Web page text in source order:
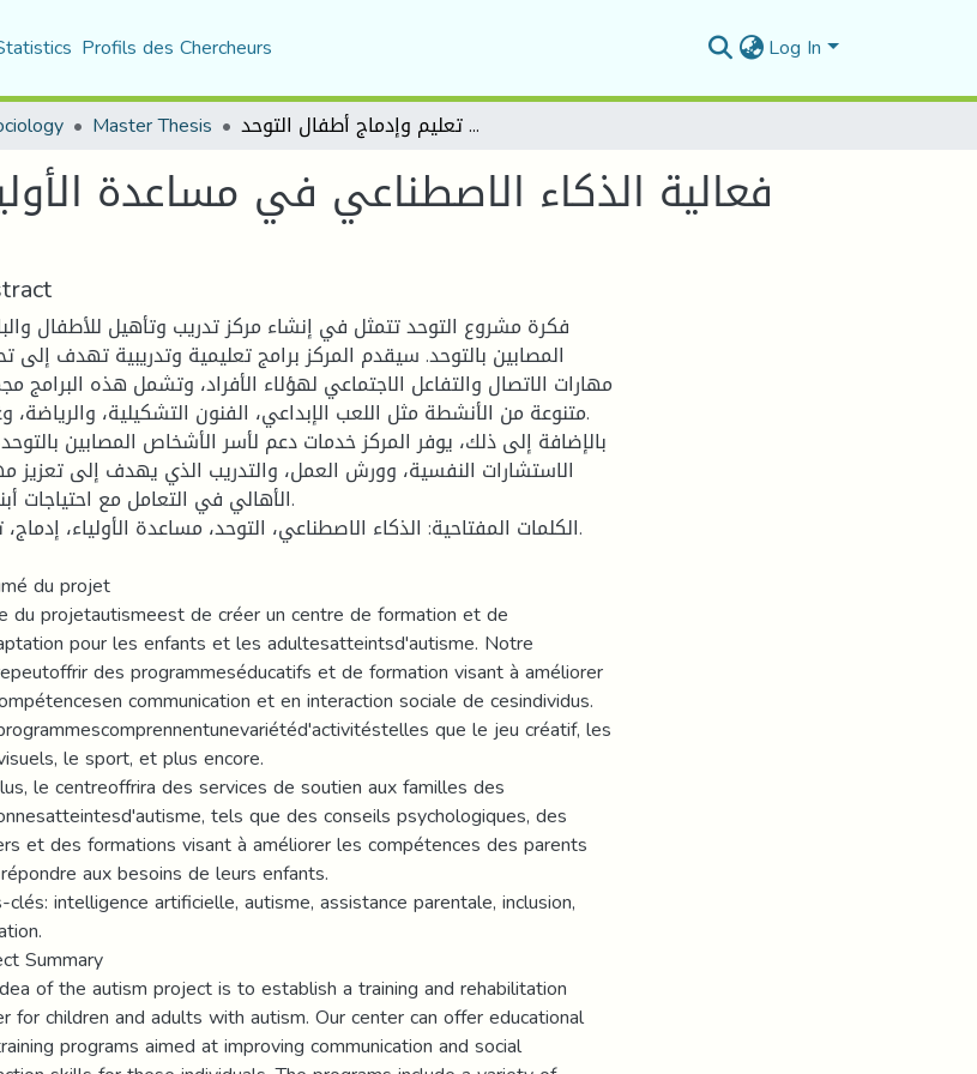
Profils des Chercheurs Log In
Master Thesis فعالية الذكاء الاصطناعي في مساعدة الأولياء على تعليم وإدماج أطفال التوحد
فعالية الذكاء الاصطناعي في مساعدة
فكرة مشروع التوحد تتمثل في إنشاء مركز تدريب وتأهيل للأطفال
المصابين بالتوحد. سيقدم المركز برامج تعليمية وتدريبية تهدف إلى
مهارات الاتصال والتفاعل الاجتماعي لهؤلاء الأفراد، وتشمل هذه البرامج
متنوعة من الأنشطة مثل اللعب الإبداعي، الفنون التشكيلية، والرياضة،
بالإضافة إلى ذلك، يوفر المركز خدمات دعم لأسر الأشخاص المصابين
الاستشارات النفسية، وورش العمل، والتدريب الذي يهدف إلى تعزيز
الأهالي في التعامل مع احتياجات
الكلمات المفتاحية: الذكاء الاصطناعي، التوحد، مساعدة الأولياء، إدماج،
du projet
du projetautismeest de créer un centre de formation et de
pour les enfants et les adultesatteintsd'autisme. Notre
des programmeséducatifs et de formation visant à améliorer
communication et en interaction sociale de cesindividus.
que le jeu créatif, les
le sport, et plus encore.
le centreoffrira des services de soutien aux familles des
tels que des conseils psychologiques, des
et des formations visant à améliorer les compétences des parents
aux besoins de leurs enfants.
intelligence artificielle, autisme, assistance parentale, inclusion,
Summary
of the autism project is to establish a training and rehabilitation
for children and adults with autism. Our center can offer educational
programs aimed at improving communication and social